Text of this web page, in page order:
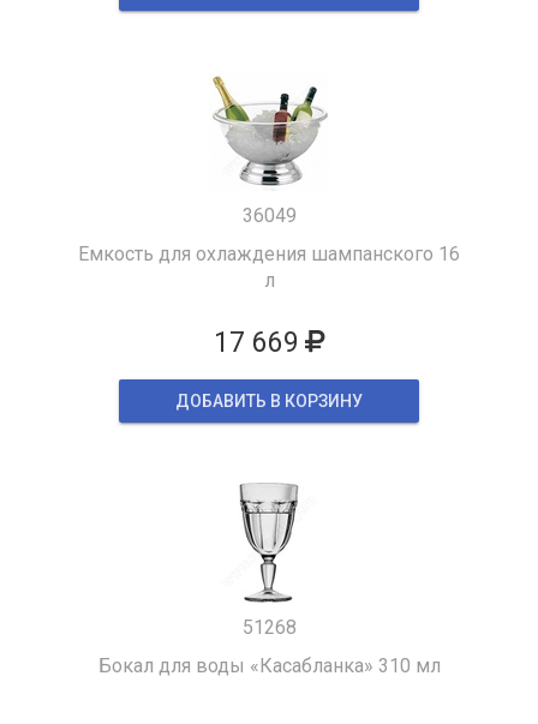
36049
Емкость для охлаждения шампанского 16
л
17 669
ДОБАВИТЬ В КОРЗИНУ
51268
Бокал для воды «Касабланка» 310 мл